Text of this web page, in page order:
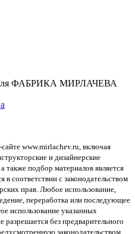
ФАБРИКА МИРЛАЧЕВА
www.mirlachev.ru, включая
и дизайнерские
также подбор материалов является
в соответствии с законодательством
прав. Любое использование,
переработка или последующее
использование указанных
разрешается без предварительного
законодательством